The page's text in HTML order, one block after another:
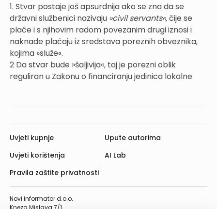
1. Stvar postaje još apsurdnija ako se zna da se
državni službenici nazivaju »civil servants«,čije se
plaće i s njihovim radom povezanim drugi iznosi i
naknade plaćaju iz sredstava poreznih obveznika,
kojima »služe«.
2 Da stvar bude »šaljivija«, taj je porezni oblik
reguliran u Zakonu o financiranju jedinica lokalne
Novi informator d.o.o.
Kneza Mislava 7/1
Uvjeti kupnje
Uvjeti korištenja
Pravila zaštite privatnosti
Upute autorima
AI Lab